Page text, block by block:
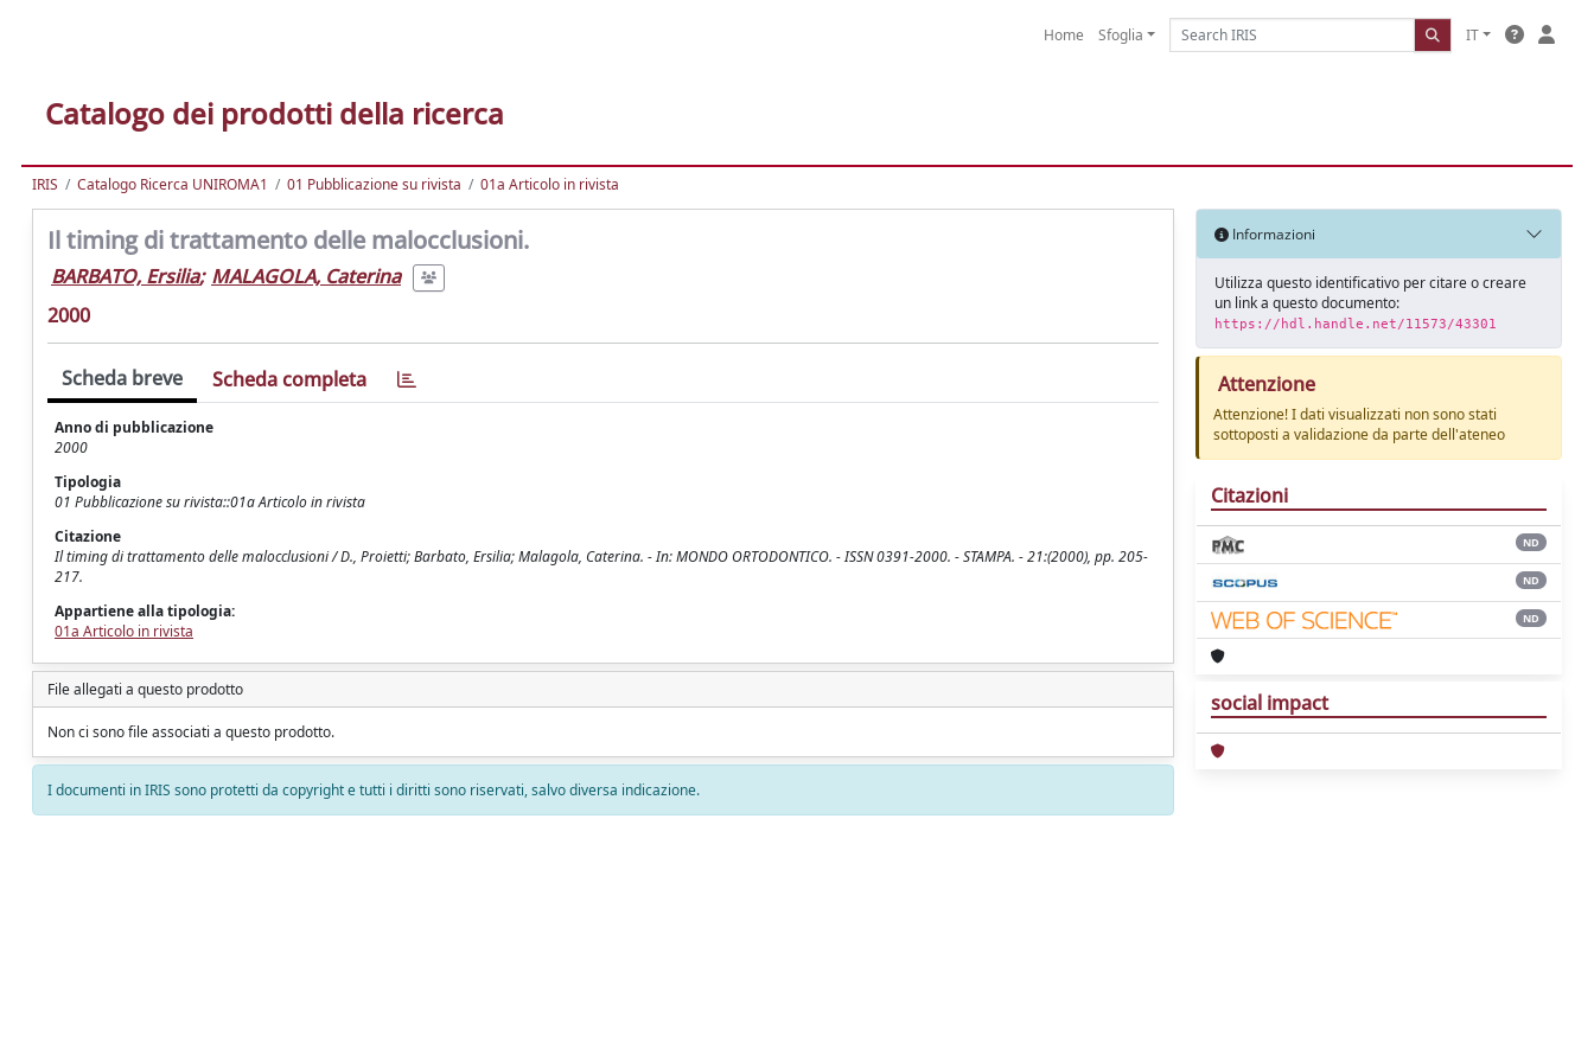
Home Sfoglia IT
Catalogo dei prodotti della ricerca
IRIS Catalogo Ricerca UNIROMA1 01 Pubblicazione su rivista 01a Articolo in rivista
Il timing di trattamento delle malocclusioni.
BARBATO, Ersilia; MALAGOLA, Caterina
2000
Scheda breve Scheda completa
Anno di pubblicazione
2000
Tipologia
01 Pubblicazione su rivista::01a Articolo in rivista
Citazione
Il timing di trattamento delle malocclusioni / D., Proietti; Barbato, Ersilia; Malagola, Caterina. - In: MONDO ORTODONTICO. - ISSN 0391-2000. - STAMPA. - 21:(2000), pp. 205-
217.
Appartiene alla tipologia:
01a Articolo in rivista
File allegati a questo prodotto
Non ci sono file associati a questo prodotto.
I documenti in IRIS sono protetti da copyright e tutti i diritti sono riservati, salvo diversa indicazione.
Informazioni
Utilizza questo identificativo per citare o creare
un link a questo documento:
https://hdl.handle.net/11573/43301
Attenzione
Attenzione! I dati visualizzati non sono stati
sottoposti a validazione da parte dell'ateneo
Citazioni
ND
ND
ND
social impact